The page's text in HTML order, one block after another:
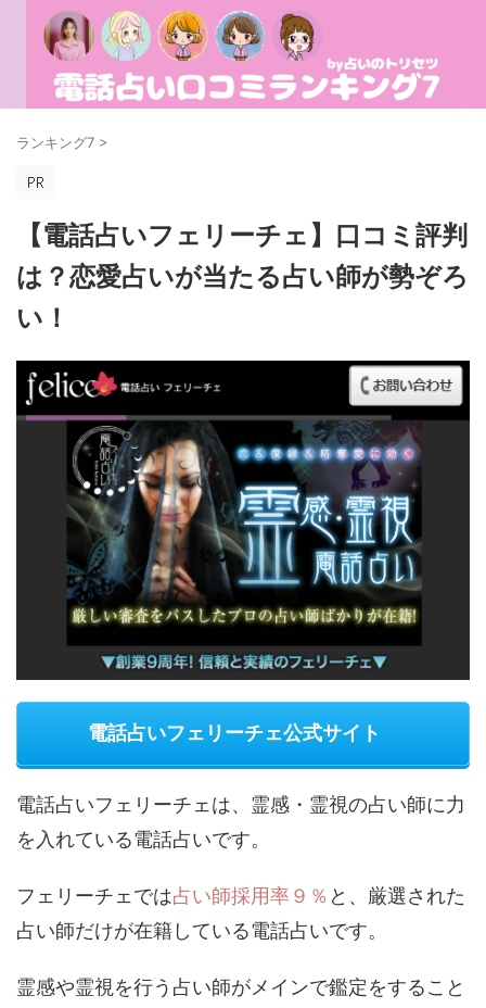
ランキング7 >
【電話占いフェリーチェ】口コミ評判
は？恋愛占いが当たる占い師が勢ぞろ
い！
電話占いフェリーチェ公式サイト
電話占いフェリーチェは、霊感・霊視の占い師に力
を入れている電話占いです。
フェリーチェでは占い師採用率９％ と、厳選された
占い師だけが在籍している電話占いです。
霊感や霊視を行う占い師がメインで鑑定をすること